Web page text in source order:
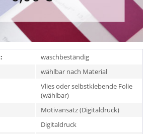
waschbeständig
wählbar nach Material
Vlies oder selbstklebende Folie
(wählbar)
Motivansatz (Digitaldruck)
Digitaldruck